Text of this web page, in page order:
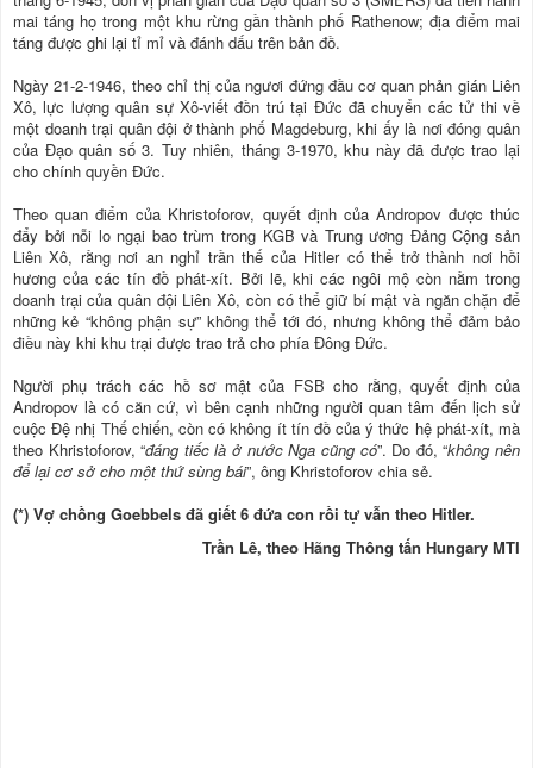
mai táng họ trong một khu rừng gần thành phố Rathenow; địa điểm mai
táng được ghi lại tỉ mỉ và đánh dấu trên bản đồ.
Ngày 21-2-1946, theo chỉ thị của ngươi đứng đầu cơ quan phản gián Liên
Xô, lực lượng quân sự Xô-viết đồn trú tại Đức đã chuyển các tử thi về
một doanh trại quân đội ở thành phố Magdeburg, khi ấy là nơi đóng quân
của Đạo quân số 3. Tuy nhiên, tháng 3-1970, khu này đã được trao lại
cho chính quyền Đức.
Theo quan điểm của Khristoforov, quyết định của Andropov được thúc
đẩy bởi nỗi lo ngại bao trùm trong KGB và Trung ương Đảng Cộng sản
Liên Xô, rằng nơi an nghỉ trần thế của Hitler có thể trở thành nơi hồi
hương của các tín đồ phát-xít. Bởi lẽ, khi các ngôi mộ còn nằm trong
doanh trại của quân đội Liên Xô, còn có thể giữ bí mật và ngăn chặn để
những kẻ “không phận sự” không thể tới đó, nhưng không thể đảm bảo
điều này khi khu trại được trao trả cho phía Đông Đức.
Người phụ trách các hồ sơ mật của FSB cho rằng, quyết định của
Andropov là có căn cứ, vì bên cạnh những người quan tâm đến lịch sử
cuộc Đệ nhị Thế chiến, còn có không ít tín đồ của ý thức hệ phát-xít, mà
theo Khristoforov, “đáng tiếc là ở nước Nga cũng có”. Do đó, “không nên
để lại cơ sở cho một thứ sùng bái”, ông Khristoforov chia sẻ.
(*) Vợ chồng Goebbels đã giết 6 đứa con rồi tự vẫn theo Hitler.
Trần Lê, theo Hãng Thông tấn Hungary MTI